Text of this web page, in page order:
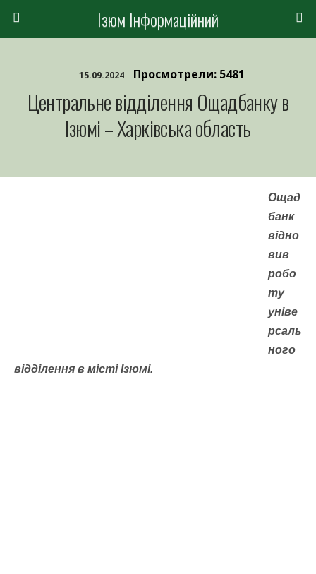
Ізюм Інформаційний
15.09.2024 Просмотрели: 5481
Центральне відділення Ощадбанку в
Ізюмі – Харківська область
Ощад
банк
відно
вив
робо
ту
уніве
рсаль
ного
відділення в місті Ізюмі.